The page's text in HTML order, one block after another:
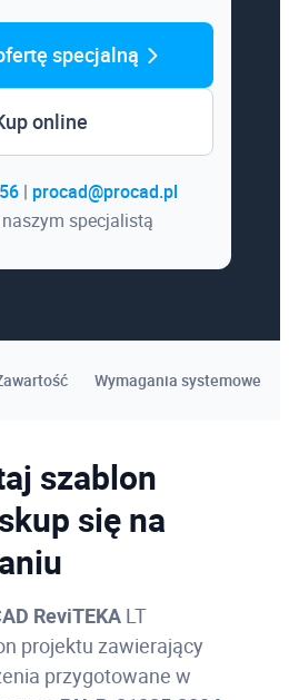
online
specjalną
| procad@procad.pl
specjalistą
Wymagania systemowe
szablon
się na
ReviTEKALT
projektu zawierający
przygotowane w